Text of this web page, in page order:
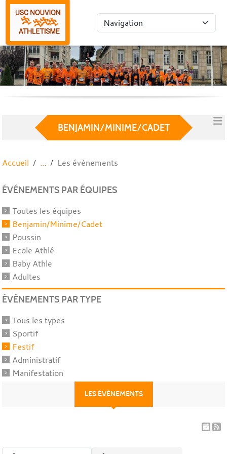
BENJAMIN/MINIME/CADET
Accueil Les évènements
LES ÉVÈNEMENTS
ÉVÉNEMENTS PAR ÉQUIPES
Toutes les équipes
Benjamin/Minime/Cadet
Poussin
Ecole Athlé
Baby Athle
Adultes
ÉVÉNEMENTS PAR TYPE
Tous les types
Sportif
Festif
Administratif
Manifestation
Panneau de gestion des cookies